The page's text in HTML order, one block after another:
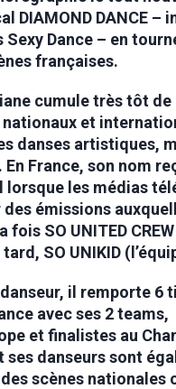
DIAMOND DANCE –
Dance – en
françaises.
cumule très tôt de
et
danses artistiques,
France, son nom
lorsque les médias
émissions
SO UNITED
SO UNIKID
il remporte 6
avec ses 2 teams,
et finalistes au
ses danseurs sont
scènes nationales